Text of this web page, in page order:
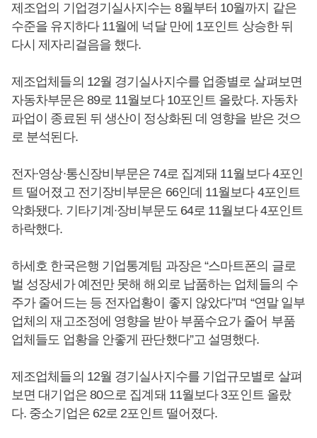
제조업의 기업경기실사지수는 8월부터 10월까지 같은
수준을 유지하다 11월에 넉달 만에 1포인트 상승한 뒤
다시 제자리걸음을 했다.
제조업체들의 12월 경기실사지수를 업종별로 살펴보면
자동차부문은 89로 11월보다 10포인트 올랐다. 자동차
파업이 종료된 뒤 생산이 정상화된 데 영향을 받은 것으
로 분석된다.
전자∙영상∙통신장비부문은 74로 집계돼 11월보다 4포인
트 떨어졌고 전기장비부문은 66인데 11월보다 4포인트
악화됐다. 기타기계∙장비부문도 64로 11월보다 4포인트
하락했다.
하세호 한국은행 기업통계팀 과장은 “스마트폰의 글로
벌 성장세가 예전만 못해 해외로 납품하는 업체들의 수
주가 줄어드는 등 전자업황이 좋지 않았다”며 “연말 일부
업체의 재고조정에 영향을 받아 부품수요가 줄어 부품
업체들도 업황을 안좋게 판단했다”고 설명했다.
제조업체들의 12월 경기실사지수를 기업규모별로 살펴
보면 대기업은 80으로 집계돼 11월보다 3포인트 올랐
다. 중소기업은 62로 2포인트 떨어졌다.